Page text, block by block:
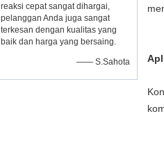
reaksi cepat sangat dihargai,
pelanggan Anda juga sangat
terkesan dengan kualitas yang
baik dan harga yang bersaing.
—— S.Sahota